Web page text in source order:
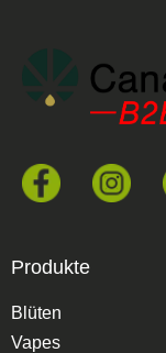
Produkte
Blüten
Vapes